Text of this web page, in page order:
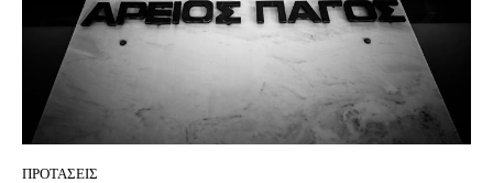
ΠΡΟΤΑΣΕΙΣ